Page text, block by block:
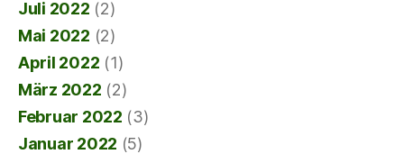
Juli 2022 (2)
Mai 2022 (2)
April 2022 (1)
März 2022 (2)
Februar 2022 (3)
Januar 2022 (5)